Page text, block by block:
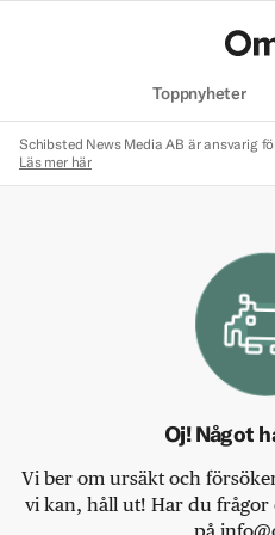
Toppnyheter
Schibsted News Media AB är ansvarig
Läs mer här
Oj! Något
Vi ber om ursäkt och
vi kan, håll ut! Har du frågor